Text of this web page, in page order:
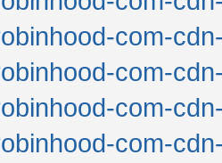
com-
com-
com-
com-